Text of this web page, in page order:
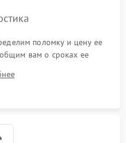
поломку и цену ее
вам о сроках ее